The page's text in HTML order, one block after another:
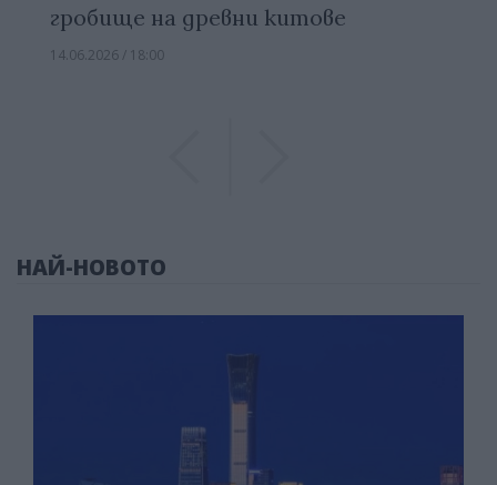
гробище на древни китове
14.06.2026 / 18:00
НАЙ-НОВОТО